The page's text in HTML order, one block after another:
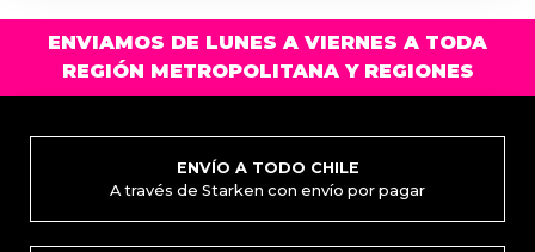
ENVIAMOS DE LUNES A VIERNES A TODA
REGIÓN METROPOLITANA Y REGIONES
ENVÍO A TODO CHILE
A través de Starken con envío por pagar